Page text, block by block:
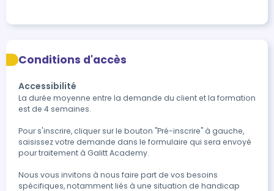
Conditions d'accès
Accessibilité
La durée moyenne entre la demande du client et la formation
est de 4 semaines.
Pour s'inscrire, cliquer sur le bouton "Pré-inscrire" à gauche,
saisissez votre demande dans le formulaire qui sera envoyé
pour traitement à Galitt Academy.
Nous vous invitons à nous faire part de vos besoins
spécifiques, notamment liés à une situation de handicap